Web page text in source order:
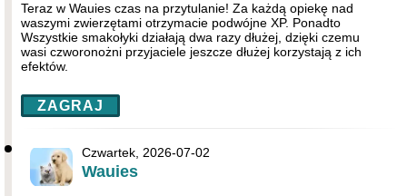
Teraz w Wauies czas na przytulanie! Za każdą opiekę nad
waszymi zwierzętami otrzymacie podwójne XP. Ponadto
Wszystkie smakołyki działają dwa razy dłużej, dzięki czemu
wasi czworonożni przyjaciele jeszcze dłużej korzystają z ich
efektów.
ZAGRAJ
Czwartek, 2026-07-02
Wauies